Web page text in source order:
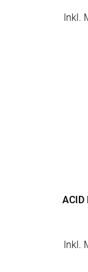
Inkl.
ACID
Inkl.